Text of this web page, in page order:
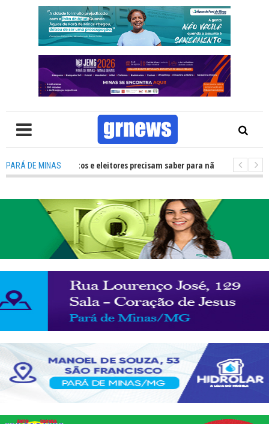
PARÁ DE MINAS
O que candidatos e eleitores precisam saber para não ter problemas nas